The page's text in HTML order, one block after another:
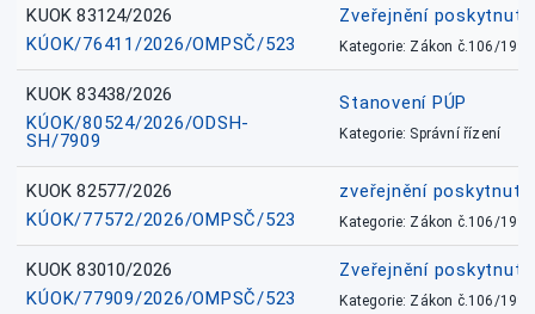
KUOK 83124/2026
KÚOK/76411/2026/OMPSČ/523
Zveřejnění
Kategorie: Zákon č.106/1999
KUOK 83438/2026
KÚOK/80524/2026/ODSH-
SH/7909
Stanovení PÚP
Kategorie: Správní řízení
KUOK 82577/2026
KÚOK/77572/2026/OMPSČ/523
zveřejnění
Kategorie: Zákon č.106/1999
KUOK 83010/2026
KÚOK/77909/2026/OMPSČ/523
Zveřejnění
Kategorie: Zákon č.106/1999